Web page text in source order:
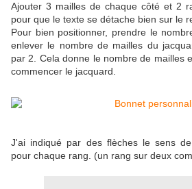
Ajouter 3 mailles de chaque côté et 2
pour que le texte se détache bien sur le
Pour bien positionner, prendre le
enlever le nombre de mailles du
par 2. Cela donne le nombre de mailles
commencer le jacquard.
J'ai indiqué par des flèches le sens
pour chaque rang. (un rang sur deux